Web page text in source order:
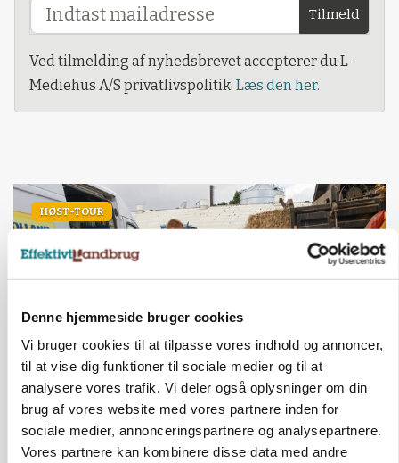
Denne hjemmeside bruger cookies
Vi bruger cookies til at tilpasse vores indhold og annoncer,
til at vise dig funktioner til sociale medier og til at
analysere vores trafik. Vi deler også oplysninger om din
brug af vores website med vores partnere inden for
sociale medier, annonceringspartnere og analysepartnere.
Vores partnere kan kombinere disse data med andre
Tilmeld
Ved tilmelding af nyhedsbrevet accepterer du L-
Mediehus A/S privatlivspolitik. Læs den her.
HØST-TOUR
18 montører står klar i høsten: Sådan holder PN
Maskiner landmænd i gang